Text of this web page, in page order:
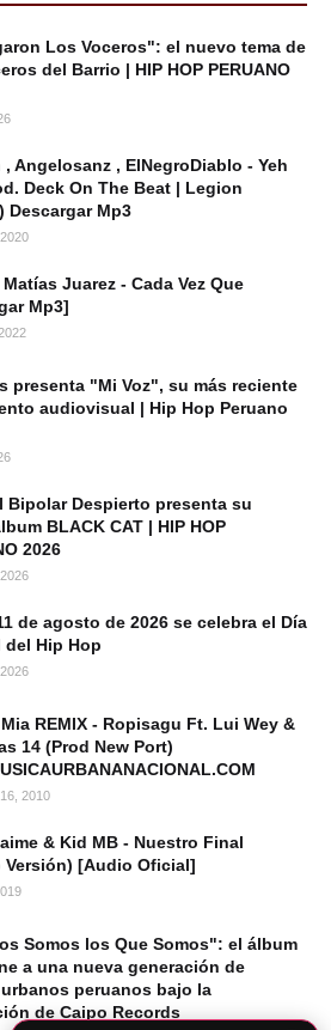
Los Voceros": el nuevo tema de
del Barrio | HIP HOP PERUANO
, Angelosanz , ElNegroDiablo - Yeh
Deck On The Beat | Legion
Descargar Mp3
Matías Juarez - Cada Vez Que
Mp3]
presenta "Mi Voz", su más reciente
audiovisual | Hip Hop Peruano
Bipolar Despierto presenta su
BLACK CAT | HIP HOP
2026
de agosto de 2026 se celebra el Día
del Hip Hop
REMIX - Ropisagu Ft. Lui Wey &
14 (Prod New Port)
2010
& Kid MB - Nuestro Final
Versión) [Audio Oficial]
Somos los Que Somos": el álbum
a una nueva generación de
peruanos bajo la
de Caipo Records